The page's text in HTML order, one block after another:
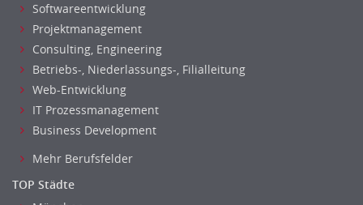
Softwareentwicklung
Projektmanagement
Consulting, Engineering
Betriebs-, Niederlassungs-, Filialleitung
Web-Entwicklung
IT Prozessmanagement
Business Development
Mehr Berufsfelder
TOP Städte